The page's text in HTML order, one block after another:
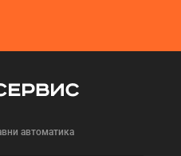
автоматика